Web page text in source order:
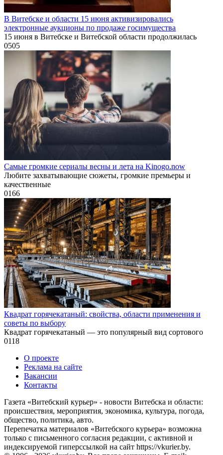
В Витебске и области 15 июня активизировались
электронные аукционы по продаже госимущества
15 июня в Витебске и Витебской области продолжилась
0505
Самые громкие сериалы весны и лета на Kinogo.now
Любите захватывающие сюжеты, громкие премьеры и
качественные
0166
Квадрат горячекатаный: свойства, области применения и
советы по выбору
Квадрат горячекатаный — это популярный вид сортового
0118
О проекте
Реклама на сайте
Вакансии
Контакты
Газета «Витебский курьер» - новости Витебска и области:
происшествия, мероприятия, экономика, культура, погода,
общество, политика, авто.
Перепечатка материалов «Витебского курьера» возможна
только с письменного согласия редакции, с активной и
индексируемой гиперссылкой на сайт https://vkurier.by.